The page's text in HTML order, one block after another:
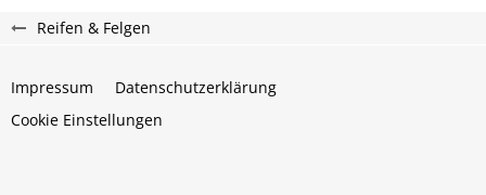
Reifen & Felgen
Impressum
Datenschutzerklärung
Cookie Einstellungen